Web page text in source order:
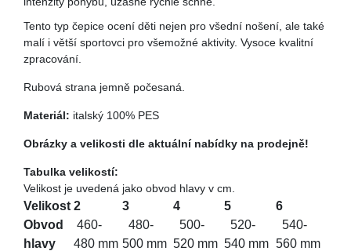
Tento typ čepice ocení děti nejen pro všední nošení, ale také
malí i větší sportovci pro všemožné aktivity. Vysoce kvalitní
zpracování.
Rubová strana jemně počesaná.
Materiál: italský 100% PES
Obrázky a velikosti dle aktuální nabídky na prodejně!
Tabulka velikostí:
Velikost je uvedená jako obvod hlavy v cm.
Velikost 2 3 4 5
6
Obvod
hlavy
460-
480 mm
480-
500 mm
500-
520 mm
520-
540 mm
540-
560 mm